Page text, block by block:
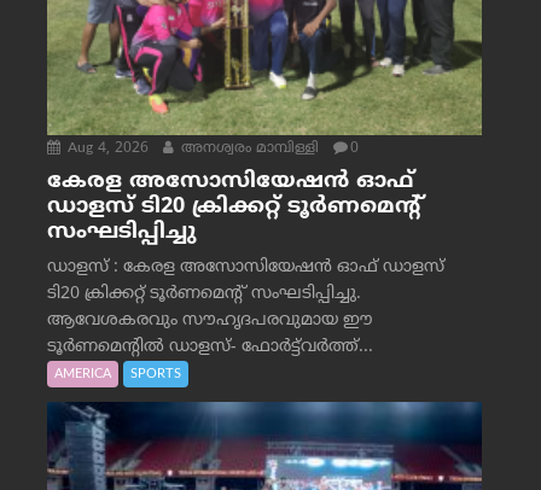
Aug 4, 2026 അനശ്വരം മാമ്പിള്ളി 0
കേരള അസോസിയേഷൻ ഓഫ്
ഡാളസ് ടി20 ക്രിക്കറ്റ് ടൂർണമെന്റ്
സംഘടിപ്പിച്ചു
ഡാളസ് : കേരള അസോസിയേഷൻ ഓഫ് ഡാളസ്
ടി20 ക്രിക്കറ്റ് ടൂർണമെന്റ് സംഘടിപ്പിച്ചു.
ആവേശകരവും സൗഹൃദപരവുമായ ഈ
ടൂർണമെന്റിൽ ഡാളസ്- ഫോർട്ട്‌വര്‍ത്ത്...
AMERICA SPORTS